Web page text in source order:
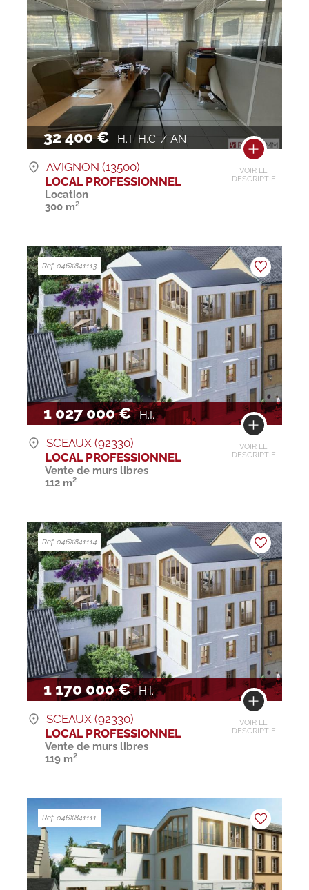
32 400 € H.T. H.C. / AN
VOIR LE
DESCRIPTIF
AVIGNON (13500)
LOCAL PROFESSIONNEL
Location
300 m²
1 027 000 € H.I.
VOIR LE
DESCRIPTIF
Ref. 046X841113
SCEAUX (92330)
LOCAL PROFESSIONNEL
Vente de murs libres
112 m²
1 170 000 € H.I.
VOIR LE
DESCRIPTIF
Ref. 046X841114
SCEAUX (92330)
LOCAL PROFESSIONNEL
Vente de murs libres
119 m²
Ref. 046X841111